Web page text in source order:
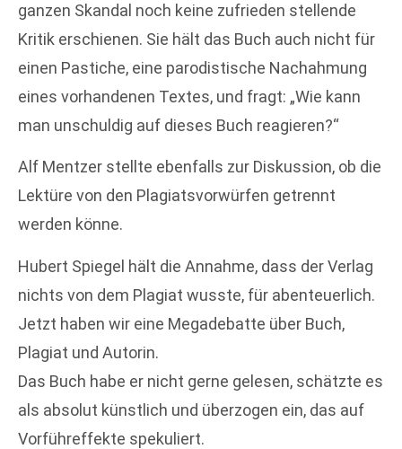
ganzen Skandal noch keine zufrieden stellende
Kritik erschienen. Sie hält das Buch auch nicht für
einen Pastiche, eine parodistische Nachahmung
eines vorhandenen Textes, und fragt: „Wie kann
man unschuldig auf dieses Buch reagieren?“
Alf Mentzer stellte ebenfalls zur Diskussion, ob die
Lektüre von den Plagiatsvorwürfen getrennt
werden könne.
Hubert Spiegel hält die Annahme, dass der Verlag
nichts von dem Plagiat wusste, für abenteuerlich.
Jetzt haben wir eine Megadebatte über Buch,
Plagiat und Autorin.
Das Buch habe er nicht gerne gelesen, schätzte es
als absolut künstlich und überzogen ein, das auf
Vorführeffekte spekuliert.